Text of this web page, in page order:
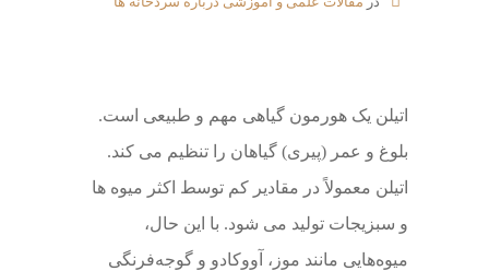
اتیلن یک هورمون گیاهی مهم و طبیعی است.
بلوغ و عمر (پیری) گیاهان را تنظیم می کند.
اتیلن معمولاً در مقادیر کم توسط اکثر میوه ها
و سبزیجات تولید می شود. با این حال،
میوه‌هایی مانند موز، آووکادو و گوجه‌فرنگی